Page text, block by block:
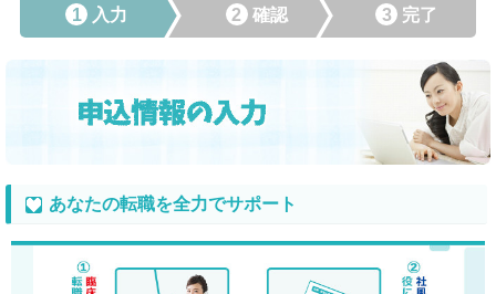
1 入力 2 確認 3 完了
あなたの転職を全力でサポート